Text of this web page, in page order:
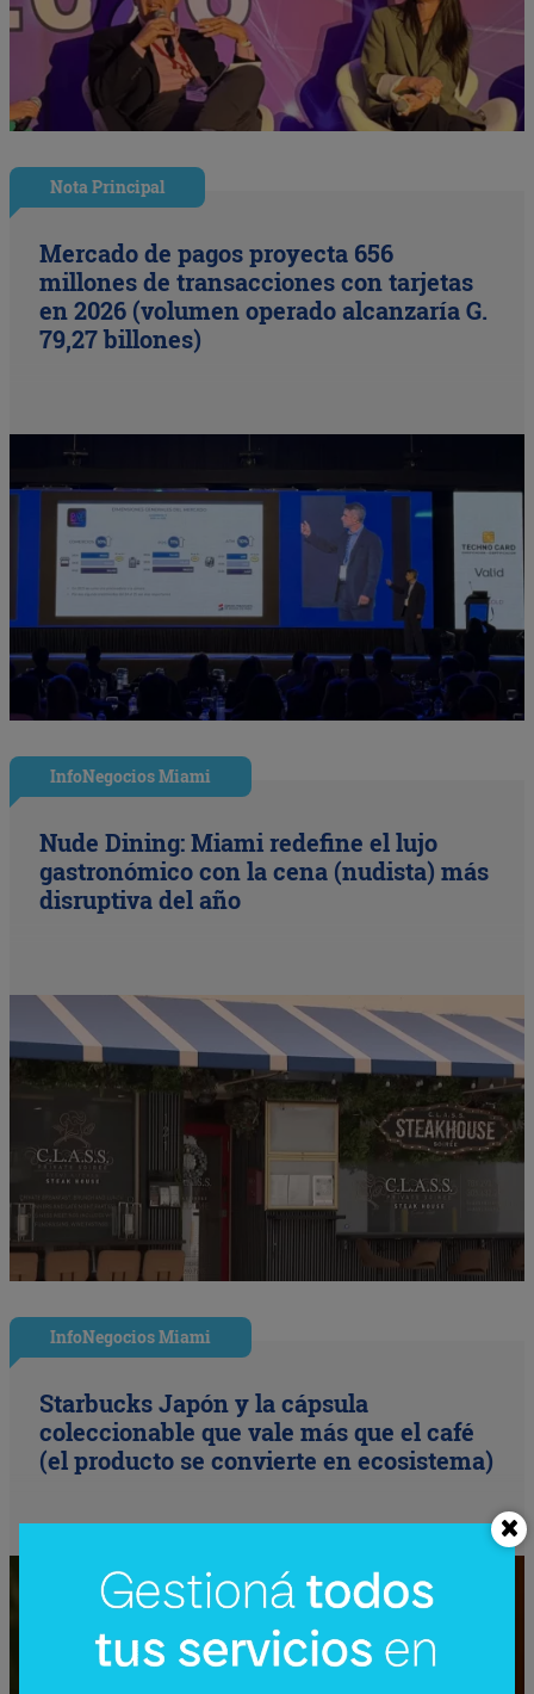
Nota Principal
Mercado de pagos proyecta 656
millones de transacciones con tarjetas
en 2026 (volumen operado alcanzaría G.
79,27 billones)
InfoNegocios Miami
Nude Dining: Miami redefine el lujo
gastronómico con la cena (nudista) más
disruptiva del año
InfoNegocios Miami
Starbucks Japón y la cápsula
coleccionable que vale más que el café
(el producto se convierte en ecosistema)